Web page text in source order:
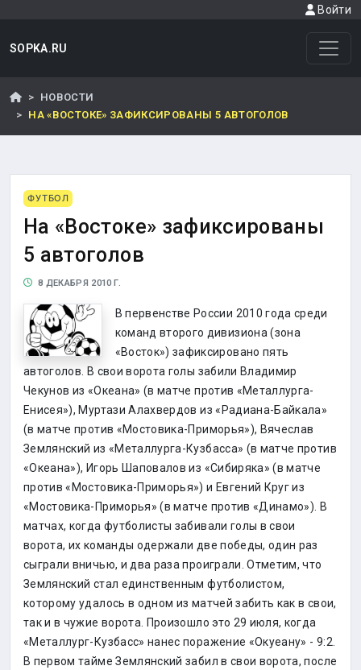
Войти
SOPKA.RU
НОВОСТИ
НА «ВОСТОКЕ» ЗАФИКСИРОВАНЫ 5 АВТОГОЛОВ
ФУТБОЛ
На «Востоке» зафиксированы
5 автоголов
8 ДЕКАБРЯ 2010 Г.
В первенстве России 2010 года среди
команд второго дивизиона (зона
«Восток») зафиксировано пять
автоголов. В свои ворота голы забили Владимир
Чекунов из «Океана» (в матче против «Металлурга-
Енисея»), Муртази Алахвердов из «Радиана-Байкала»
(в матче против «Мостовика-Приморья»), Вячеслав
Землянский из «Металлурга-Кузбасса» (в матче против
«Океана»), Игорь Шаповалов из «Сибиряка» (в матче
против «Мостовика-Приморья») и Евгений Круг из
«Мостовика-Приморья» (в матче против «Динамо»). В
матчах, когда футболисты забивали голы в свои
ворота, их команды одержали две победы, один раз
сыграли вничью, и два раза проиграли. Отметим, что
Землянский стал единственным футболистом,
которому удалось в одном из матчей забить как в свои,
так и в чужие ворота. Произошло это 29 июля, когда
«Металлург-Кузбасс» нанес поражение «Окуеану» - 9:2.
В первом тайме Землянский забил в свои ворота, после